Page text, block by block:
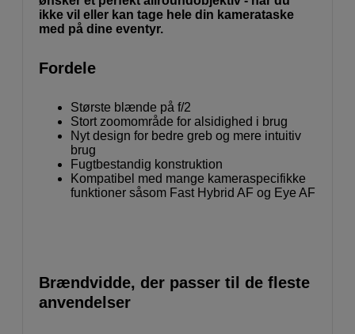
ikke vil eller kan tage hele din kamerataske
med på dine eventyr.
Fordele
Største blænde på f/2
Stort zoomområde for alsidighed i brug
Nyt design for bedre greb og mere intuitiv
brug
Fugtbestandig konstruktion
Kompatibel med mange kameraspecifikke
funktioner såsom Fast Hybrid AF og Eye AF
Brændvidde, der passer til de fleste
anvendelser